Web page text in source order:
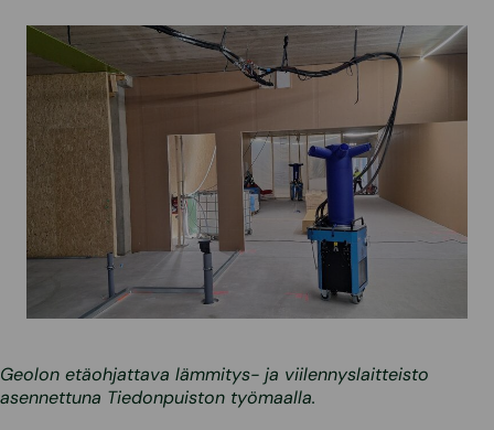
Geolon etäohjattava lämmitys- ja viilennyslaitteisto
asennettuna Tiedonpuiston työmaalla.